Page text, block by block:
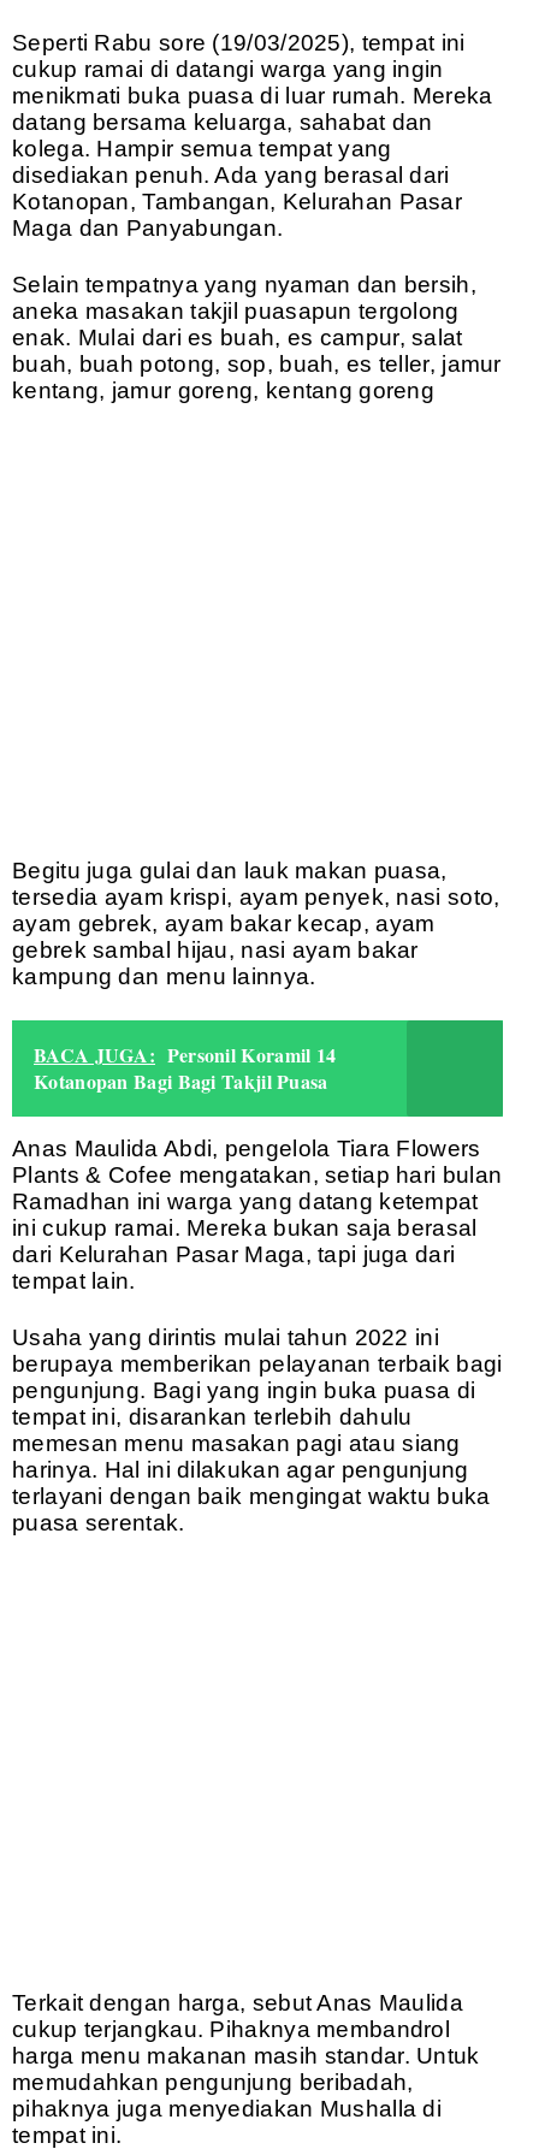
Seperti Rabu sore (19/03/2025), tempat ini
cukup ramai di datangi warga yang ingin
menikmati buka puasa di luar rumah. Mereka
datang bersama keluarga, sahabat dan
kolega. Hampir semua tempat yang
disediakan penuh. Ada yang berasal dari
Kotanopan, Tambangan, Kelurahan Pasar
Maga dan Panyabungan.
Selain tempatnya yang nyaman dan bersih,
aneka masakan takjil puasapun tergolong
enak. Mulai dari es buah, es campur, salat
buah, buah potong, sop, buah, es teller, jamur
kentang, jamur goreng, kentang goreng
Begitu juga gulai dan lauk makan puasa,
tersedia ayam krispi, ayam penyek, nasi soto,
ayam gebrek, ayam bakar kecap, ayam
gebrek sambal hijau, nasi ayam bakar
kampung dan menu lainnya.
BACA JUGA: Personil Koramil 14
Kotanopan Bagi Bagi Takjil Puasa
Anas Maulida Abdi, pengelola Tiara Flowers
Plants & Cofee mengatakan, setiap hari bulan
Ramadhan ini warga yang datang ketempat
ini cukup ramai. Mereka bukan saja berasal
dari Kelurahan Pasar Maga, tapi juga dari
tempat lain.
Usaha yang dirintis mulai tahun 2022 ini
berupaya memberikan pelayanan terbaik bagi
pengunjung. Bagi yang ingin buka puasa di
tempat ini, disarankan terlebih dahulu
memesan menu masakan pagi atau siang
harinya. Hal ini dilakukan agar pengunjung
terlayani dengan baik mengingat waktu buka
puasa serentak.
Terkait dengan harga, sebut Anas Maulida
cukup terjangkau. Pihaknya membandrol
harga menu makanan masih standar. Untuk
memudahkan pengunjung beribadah,
pihaknya juga menyediakan Mushalla di
tempat ini.